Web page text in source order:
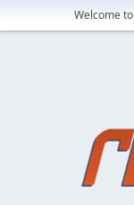
Welcome to